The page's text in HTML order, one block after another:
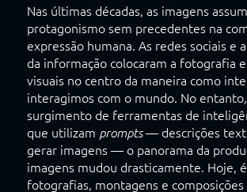
Nas últimas décadas, as imagens
protagonismo sem precedentes na
expressão humana. As redes sociais e
da informação colocaram a fotografia
visuais no centro da maneira como
interagimos com o mundo. No
surgimento de ferramentas de
que utilizam prompts— descrições
gerar imagens — o panorama da
imagens mudou drasticamente. Hoje,
fotografias, montagens e composições